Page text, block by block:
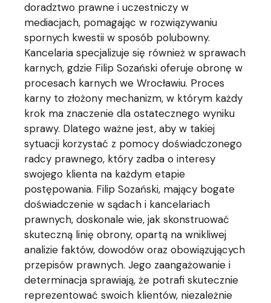
doradztwo prawne i uczestniczy w
mediacjach, pomagając w rozwiązywaniu
spornych kwestii w sposób polubowny.
Kancelaria specjalizuje się również w sprawach
karnych, gdzie Filip Sozański oferuje obronę w
procesach karnych we Wrocławiu. Proces
karny to złożony mechanizm, w którym każdy
krok ma znaczenie dla ostatecznego wyniku
sprawy. Dlatego ważne jest, aby w takiej
sytuacji korzystać z pomocy doświadczonego
radcy prawnego, który zadba o interesy
swojego klienta na każdym etapie
postępowania. Filip Sozański, mający bogate
doświadczenie w sądach i kancelariach
prawnych, doskonale wie, jak skonstruować
skuteczną linię obrony, opartą na wnikliwej
analizie faktów, dowodów oraz obowiązujących
przepisów prawnych. Jego zaangażowanie i
determinacja sprawiają, że potrafi skutecznie
reprezentować swoich klientów, niezależnie